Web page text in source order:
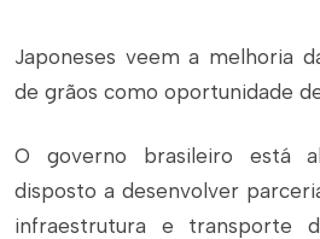
Japoneses veem a melhoria
de grãos como oportunidade
O governo brasileiro está
disposto a desenvolver
infraestrutura e transporte